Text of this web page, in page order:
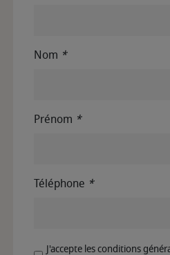
Nom *
Prénom *
Téléphone *
J'accepte les conditions